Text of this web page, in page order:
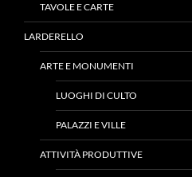
TAVOLE E CARTE
LARDERELLO
ARTE E MONUMENTI
LUOGHI DI CULTO
PALAZZI E VILLE
ATTIVITÀ PRODUTTIVE